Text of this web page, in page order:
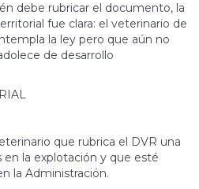
debe rubricar el documento, la
fue clara: el veterinario de
la ley pero que aún no
de desarrollo
que rubrica el DVR una
la explotación y que esté
la Administración.